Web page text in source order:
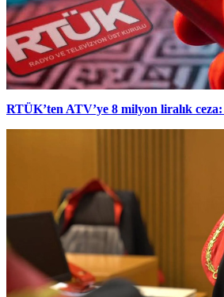
RTÜK’ten ATV’ye 8 milyon liralık